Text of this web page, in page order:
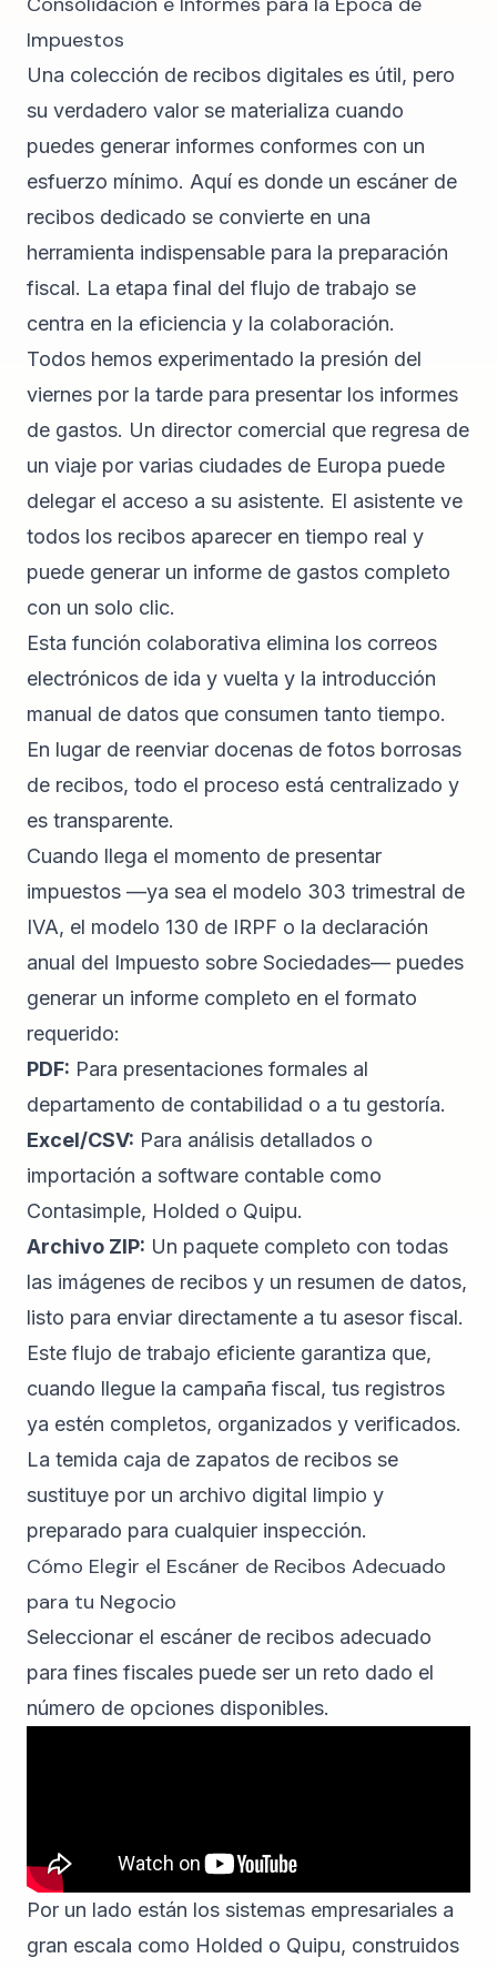
Impuestos
Una colección de recibos digitales es útil, pero
su verdadero valor se materializa cuando
puedes generar informes conformes con un
esfuerzo mínimo. Aquí es donde un escáner de
recibos dedicado se convierte en una
herramienta indispensable para la preparación
fiscal. La etapa final del flujo de trabajo se
centra en la eficiencia y la colaboración.
Todos hemos experimentado la presión del
viernes por la tarde para presentar los informes
de gastos. Un director comercial que regresa de
un viaje por varias ciudades de Europa puede
delegar el acceso a su asistente. El asistente ve
todos los recibos aparecer en tiempo real y
puede generar un informe de gastos completo
con un solo clic.
Esta función colaborativa elimina los correos
electrónicos de ida y vuelta y la introducción
manual de datos que consumen tanto tiempo.
En lugar de reenviar docenas de fotos borrosas
de recibos, todo el proceso está centralizado y
es transparente.
Cuando llega el momento de presentar
impuestos —ya sea el modelo 303 trimestral de
IVA, el modelo 130 de IRPF o la declaración
anual del Impuesto sobre Sociedades— puedes
generar un informe completo en el formato
requerido:
PDF: Para presentaciones formales al
departamento de contabilidad o a tu gestoría.
Excel/CSV: Para análisis detallados o
importación a software contable como
Contasimple, Holded o Quipu.
Archivo ZIP: Un paquete completo con todas
las imágenes de recibos y un resumen de datos,
listo para enviar directamente a tu asesor fiscal.
Este flujo de trabajo eficiente garantiza que,
cuando llegue la campaña fiscal, tus registros
ya estén completos, organizados y verificados.
La temida caja de zapatos de recibos se
sustituye por un archivo digital limpio y
preparado para cualquier inspección.
Cómo Elegir el Escáner de Recibos Adecuado
para tu Negocio
Seleccionar el escáner de recibos adecuado
para fines fiscales puede ser un reto dado el
número de opciones disponibles.
Por un lado están los sistemas empresariales a
gran escala como Holded o Quipu, construidos